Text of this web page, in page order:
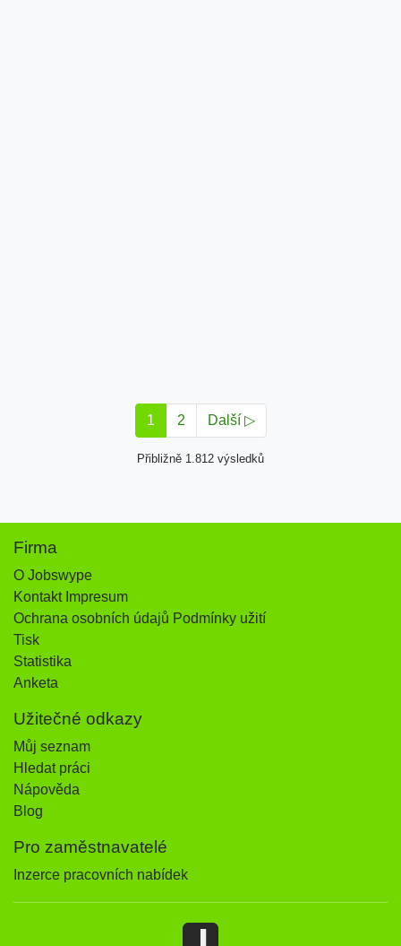
1 2 Další ▷
Přibližně 1.812 výsledků
Firma
O Jobswype
Kontakt Impresum
Ochrana osobních údajů Podmínky užití
Tisk
Statistika
Anketa
Užitečné odkazy
Můj seznam
Hledat práci
Nápověda
Blog
Pro zaměstnavatelé
Inzerce pracovních nabídek